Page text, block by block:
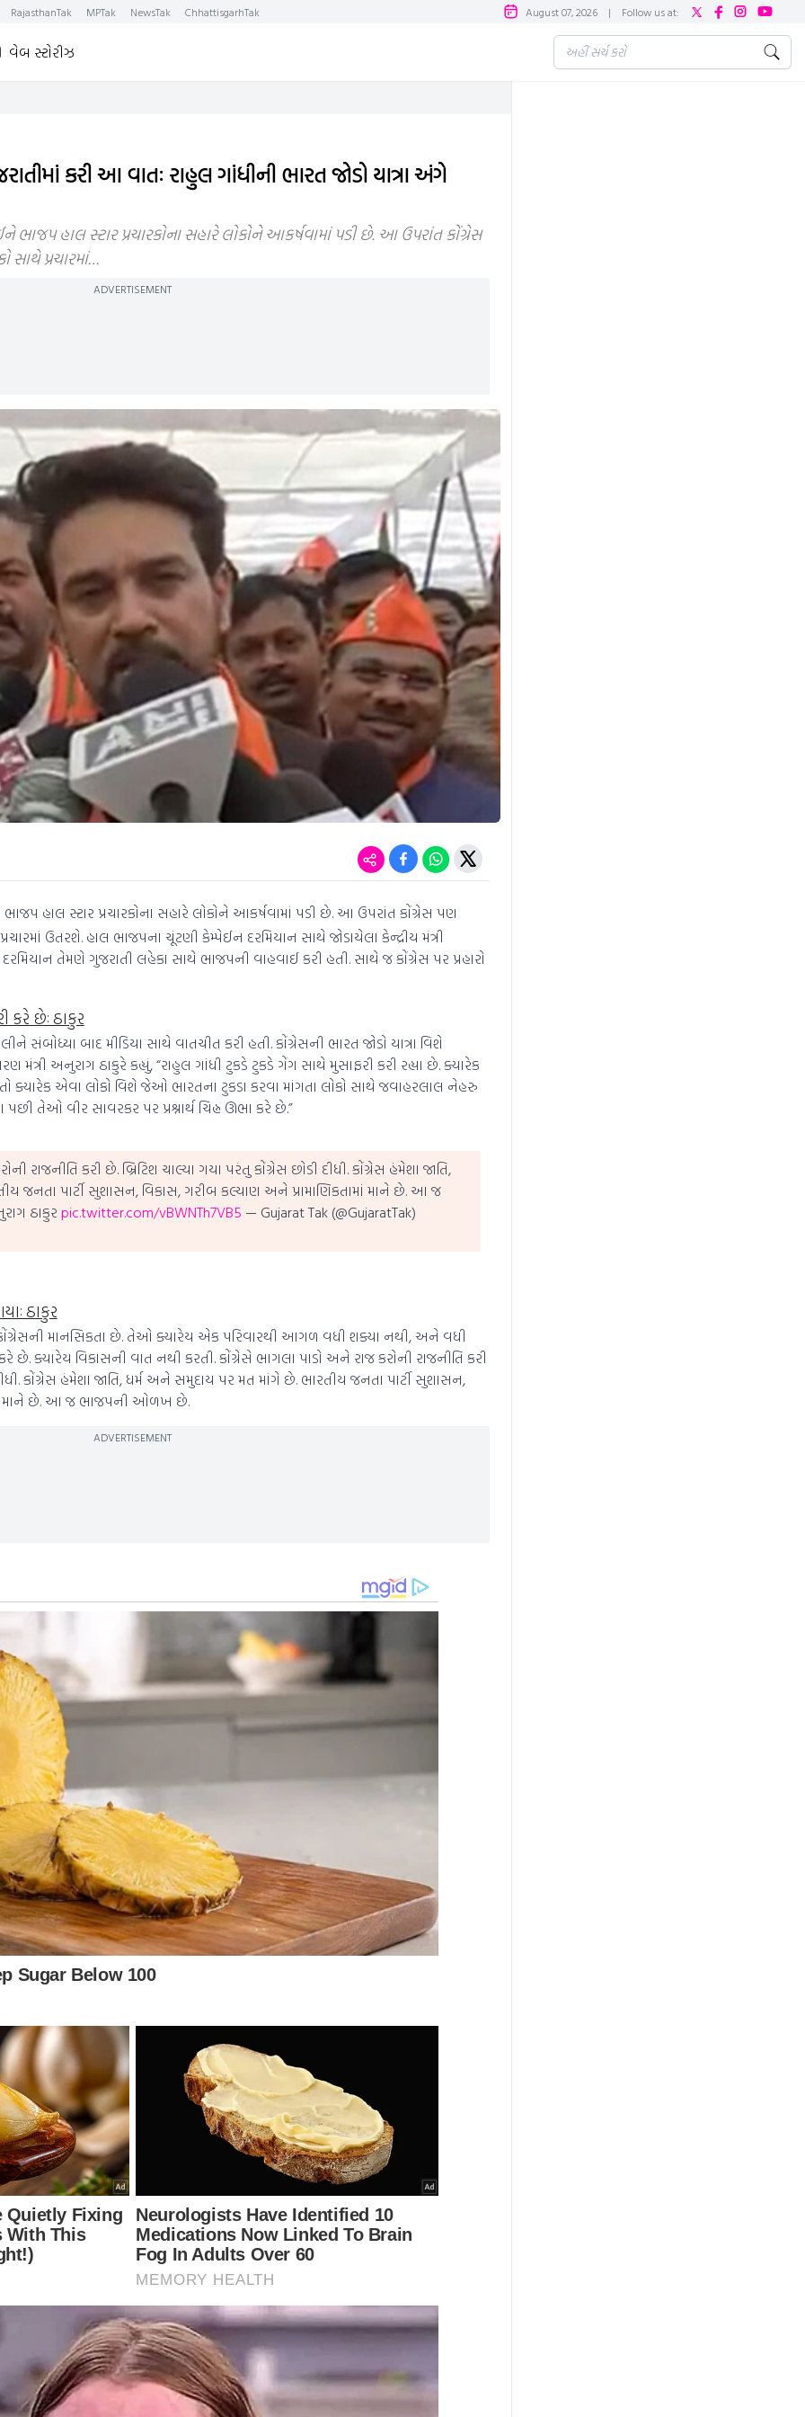
RajasthanTak MPTak NewsTak ChhattisgarhTak August 07, 2026 | Follow us at:
વેબ સ્ટોરીઝ
કરી આ વાતઃ રાહુલ ગાંધીની ભારત જોડો યાત્રા અંગે
હાલ સ્ટાર પ્રચારકોના સહારે લોકોને આકર્ષવામાં પડી છે. આ ઉપરાંત કોંગ્રેસ
સાથે પ્રચારમાં…
ADVERTISEMENT
હાલ સ્ટાર પ્રચારકોના સહારે લોકોને આકર્ષવામાં પડી છે. આ ઉપરાંત કોંગ્રેસ પણ
ઉતરશે. હાલ ભાજપના ચૂંટણી કેમ્પેઈન દરમિયાન સાથે જોડાયેલા કેન્દ્રીય મંત્રી
તેમણે ગુજરાતી લહેકા સાથે ભાજપની વાહવાઈ કરી હતી. સાથે જ કોંગ્રેસ પર પ્રહારો
કરે છેઃ ઠાકુર
સંબોધ્યા બાદ મીડિયા સાથે વાતચીત કરી હતી. કોંગ્રેસની ભારત જોડો યાત્રા વિશે
મંત્રી અનુરાગ ઠાકુરે કહ્યું, “રાહુલ ગાંધી ટુકડે ટુકડે ગેંગ સાથે મુસાફરી કરી રહ્યા છે. ક્યારેક
ક્યારેક એવા લોકો વિશે જેઓ ભારતના ટુકડા કરવા માંગતા લોકો સાથે જવાહરલાલ નેહરુ
તેઓ વીર સાવરકર પર પ્રશ્નાર્થ ચિહ્ન ઊભા કરે છે.”
રાજનીતિ કરી છે. બ્રિટિશ ચાલ્યા ગયા પરંતુ કોંગ્રેસ છોડી દીધી. કોંગ્રેસ હંમેશા જાતિ,
જનતા પાર્ટી સુશાસન, વિકાસ, ગરીબ કલ્યાણ અને પ્રામાણિકતામાં માને છે. આ જ
ઠાકુર pic.twitter.com/vBWNTh7VB5 — Gujarat Tak (@GujaratTak)
ઠાકુર
માનસિકતા છે. તેઓ ક્યારેય એક પરિવારથી આગળ વધી શક્યા નથી, અને વધી
છે. ક્યારેય વિકાસની વાત નથી કરતી. કોંગ્રેસે ભાગલા પાડો અને રાજ કરોની રાજનીતિ કરી
કોંગ્રેસ હંમેશા જાતિ, ધર્મ અને સમુદાય પર મત માંગે છે. ભારતીય જનતા પાર્ટી સુશાસન,
માને છે. આ જ ભાજપની ઓળખ છે.
ADVERTISEMENT